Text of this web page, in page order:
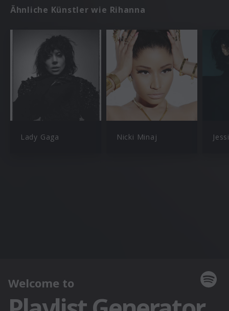
Ähnliche Künstler wie Rihanna
Lady Gaga Nicki Minaj